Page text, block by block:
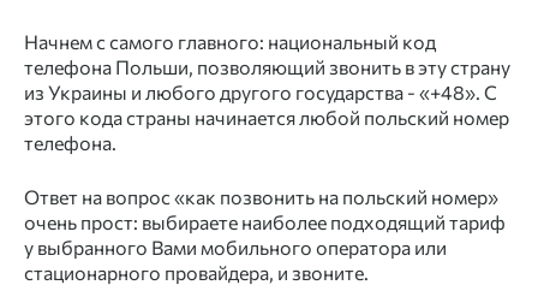
Начнем с самого главного: национальный код
телефона Польши, позволяющий звонить в эту страну
из Украины и любого другого государства - «+48». С
этого кода страны начинается любой польский номер
телефона.
Ответ на вопрос «как позвонить на польский номер»
очень прост: выбираете наиболее подходящий тариф
у выбранного Вами мобильного оператора или
стационарного провайдера, и звоните.